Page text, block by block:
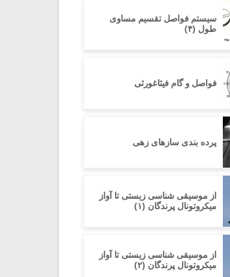
سیستم فواصل تقسیم مساوی
طول (۴)
فواصل و گام فیثاغورثی
پرده بندی سازهای زهی
از موسیقی شناسی زیستی تا آواز
میکروتونال پرندگان (۱)
از موسیقی شناسی زیستی تا آواز
میکروتونال پرندگان (۲)